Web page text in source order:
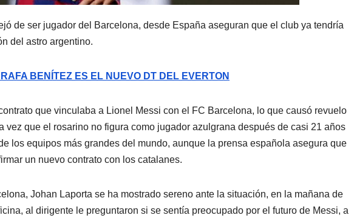
de ser jugador del Barcelona, desde España aseguran que el club ya tendría
del astro argentino.
BENÍTEZ ES EL NUEVO DT DEL EVERTON
que vinculaba a Lionel Messi con el FC Barcelona, lo que causó revuelo
vez que el rosarino no figura como jugador azulgrana después de casi 21 años
los equipos más grandes del mundo, aunque la prensa española asegura que
un nuevo contrato con los catalanes.
Johan Laporta se ha mostrado sereno ante la situación, en la mañana de
al dirigente le preguntaron si se sentía preocupado por el futuro de Messi, a